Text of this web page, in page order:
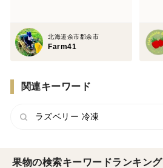
北海道余市郡余市
Farm41
関連キーワード
ラズベリー 冷凍
果物の検索キーワードランキング